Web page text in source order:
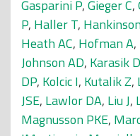
Gasparini P,Gieger C,
P, Haller T,
Heath AC, Hofman A,
Johnson AD, Karasik D
DP, Kolcic I, Kutalik Z,
JSE, Lawlor DA, Liu J,
Magnusson PKE,